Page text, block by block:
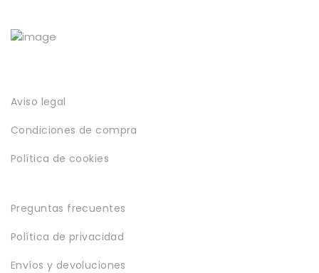
Aviso legal
Condiciones de compra
Política de cookies
Preguntas frecuentes
Política de privacidad
Envíos y devoluciones